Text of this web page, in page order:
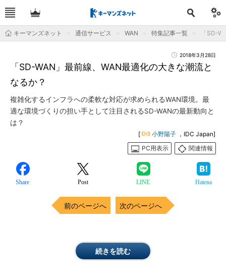
キーマンズネット 通信サービス WAN 特集記事一覧 「SD-
2018年3月28日
「SD-WAN」最前線、WAN最適化の大きな潮流と
なるか？
複雑化するインフラへの柔軟な対応が求められるWAN環境。最
適な環境づくりの担い手として注目されるSD-WANの最新動向と
は？
[ 小野陽子 ，IDC Japan]
PC用表示
関連情報
Share Post LINE Hatena
前のページへ 次のページへ
続きを読む